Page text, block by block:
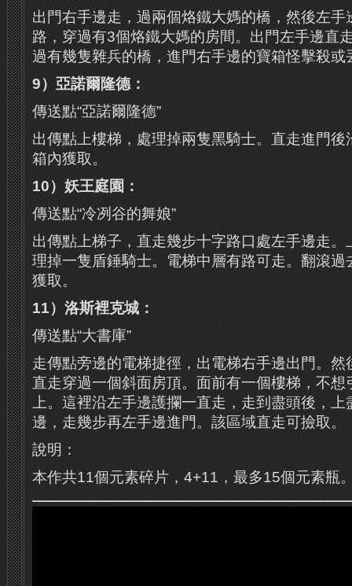
出門右手邊走，過兩個烙鐵大媽的橋，然後左
路，穿過有3個烙鐵大媽的房間。出門左手邊直
過有幾隻雜兵的橋，進門右手邊的寶箱怪擊殺或
9）亞諾爾隆德：
傳送點“亞諾爾隆德”
出傳點上樓梯，處理掉兩隻黑騎士。直走進門
箱內獲取。
10）妖王庭園：
傳送點“冷冽谷的舞娘”
出傳點上梯子，直走幾步十字路口處左手邊走
理掉一隻盾錘騎士。電梯中層有路可走。翻滾過
獲取。
11）洛斯裡克城：
傳送點“大書庫”
走傳點旁邊的電梯捷徑，出電梯右手邊出門。
直走穿過一個斜面房頂。面前有一個樓梯，不
上。這裡沿左手邊護攔一直走，走到盡頭後，上
邊，走幾步再左手邊進門。該區域直走可撿取。
說明：
本作共11個元素碎片，4+11，最多15個元素瓶